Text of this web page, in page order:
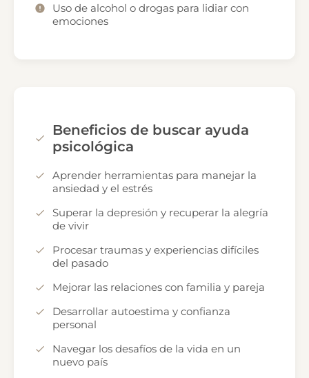
Uso de alcohol o drogas para lidiar con
emociones
Beneficios de buscar ayuda
psicológica
Aprender herramientas para manejar la
ansiedad y el estrés
Superar la depresión y recuperar la alegría
de vivir
Procesar traumas y experiencias difíciles
del pasado
Mejorar las relaciones con familia y pareja
Desarrollar autoestima y confianza
personal
Navegar los desafíos de la vida en un
nuevo país